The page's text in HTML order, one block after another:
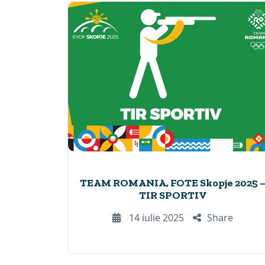
TEAM ROMANIA, FOTE Skopje 2025
TIR SPORTIV
14 iulie 2025
Share